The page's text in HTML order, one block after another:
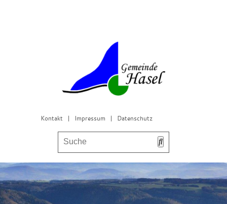
Kontakt | Impressum | Datenschutz
Bürgerservice & Gemeinderat